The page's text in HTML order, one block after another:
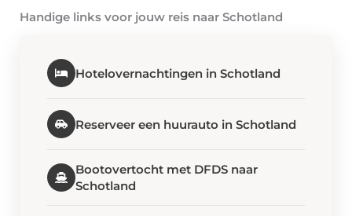
Handige links voor jouw reis naar Schotland
Hotelovernachtingen in Schotland
Reserveer een huurauto in Schotland
Bootovertocht met DFDS naar
Schotland